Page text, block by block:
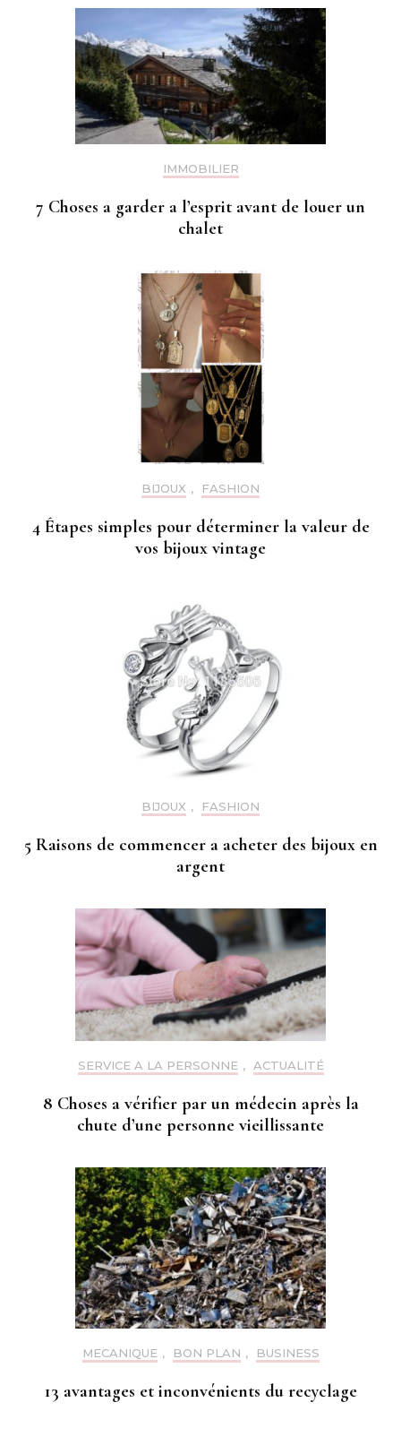
IMMOBILIER
7 Choses a garder a l’esprit avant de louer un
chalet
BIJOUX , FASHION
4 Étapes simples pour déterminer la valeur de
vos bijoux vintage
BIJOUX , FASHION
5 Raisons de commencer a acheter des bijoux en
argent
SERVICE A LA PERSONNE , ACTUALITÉ
8 Choses a vérifier par un médecin après la
chute d’une personne vieillissante
MECANIQUE , BON PLAN , BUSINESS
13 avantages et inconvénients du recyclage